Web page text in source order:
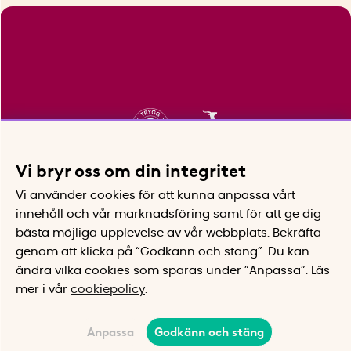
Vi bryr oss om din integritet
Vi använder cookies för att kunna anpassa vårt
innehåll och vår marknadsföring samt för att ge dig
bästa möjliga upplevelse av vår webbplats.
Bekräfta
genom att klicka på “Godkänn och stäng”. Du kan
ändra vilka cookies som sparas under ”Anpassa”.
Läs
mer i vår cookiepolicy
Anpassa Godkänn och stäng